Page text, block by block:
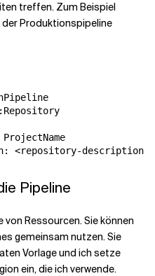
treffen. Zum Beispiel
der Produktionspipeline
ProjectName
Pipeline
von Ressourcen. Sie können
gemeinsam nutzen. Sie
Vorlage und ich setze
ein, die ich verwende.